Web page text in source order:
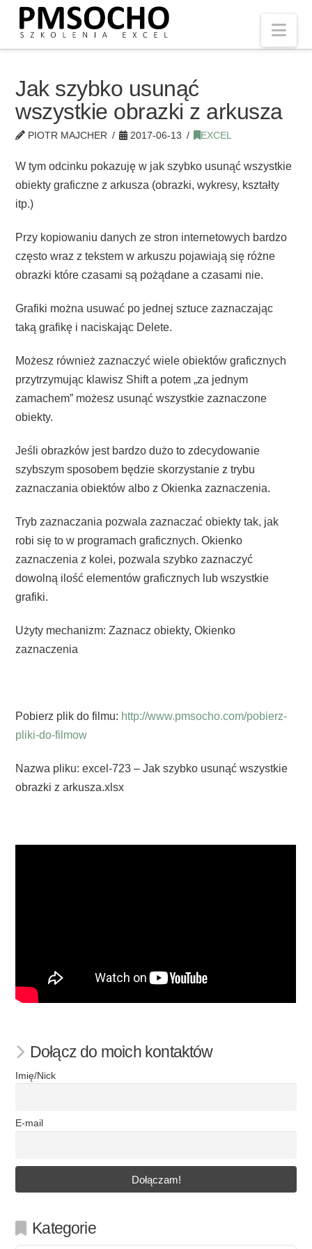
Jak szybko usunąć
wszystkie obrazki z arkusza
PIOTR MAJCHER 2017-06-13 EXCEL
W tym odcinku pokazuję w jak szybko usunąć wszystkie
obiekty graficzne z arkusza (obrazki, wykresy, kształty
itp.)
Przy kopiowaniu danych ze stron internetowych bardzo
często wraz z tekstem w arkuszu pojawiają się różne
obrazki które czasami są pożądane a czasami nie.
Grafiki można usuwać po jednej sztuce zaznaczając
taką grafikę i naciskając Delete.
Możesz również zaznaczyć wiele obiektów graficznych
przytrzymując klawisz Shift a potem „za jednym
zamachem” możesz usunąć wszystkie zaznaczone
obiekty.
Jeśli obrazków jest bardzo dużo to zdecydowanie
szybszym sposobem będzie skorzystanie z trybu
zaznaczania obiektów albo z Okienka zaznaczenia.
Tryb zaznaczania pozwala zaznaczać obiekty tak, jak
robi się to w programach graficznych. Okienko
zaznaczenia z kolei, pozwala szybko zaznaczyć
dowolną ilość elementów graficznych lub wszystkie
grafiki.
Użyty mechanizm: Zaznacz obiekty, Okienko
zaznaczenia
Pobierz plik do filmu: http://www.pmsocho.com/pobierz-
pliki-do-filmow
Nazwa pliku: excel-723 – Jak szybko usunąć wszystkie
obrazki z arkusza.xlsx
Dołącz do moich kontaktów
Imię/Nick
E-mail
Kategorie